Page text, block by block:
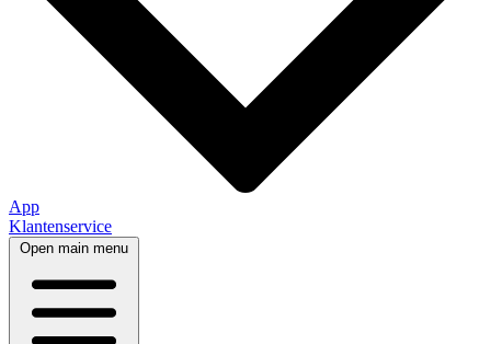
App
Klantenservice
Open main menu